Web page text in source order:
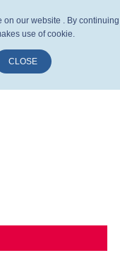
on our website . By continuing
use of cookie.
CLOSE